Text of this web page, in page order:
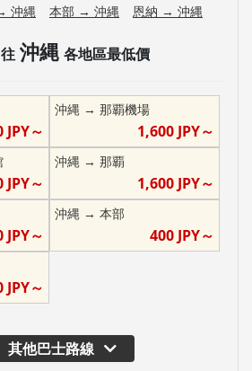
沖縄 本部 → 沖縄 恩納 → 沖縄
往 沖縄 各地區最低價
JPY～
沖縄→ 那覇機場
1,600 JPY～
JPY～
沖縄→ 那覇
1,600 JPY～
JPY～
沖縄→ 本部
400 JPY～
JPY～
其他巴士路線